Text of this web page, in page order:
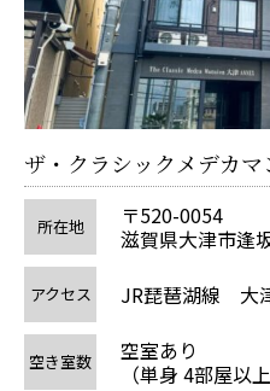
ザ・クラシックメデカ
所在地
〒520-0054
滋賀県大津市逢
アクセス JR琵琶湖線 大
空き室数
空室あり
（単身 4部屋以